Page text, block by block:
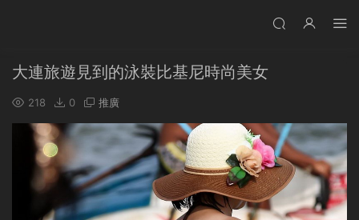
大連旅遊見到的泳裝比基尼時尚美女
218 0 推廣